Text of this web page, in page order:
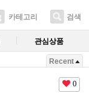
카테고리 검색
관심상품
Recent
0